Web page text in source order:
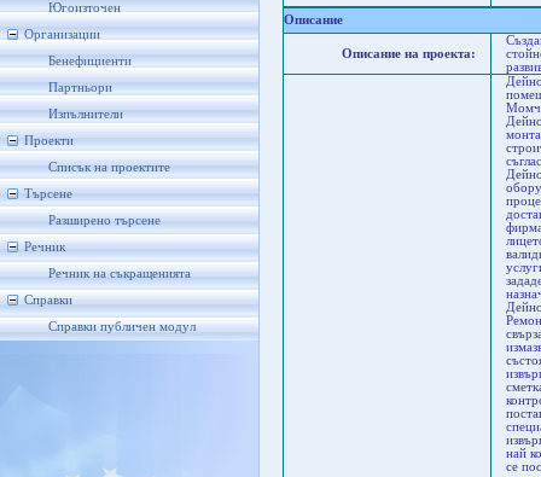
Югоизточен
Организации
Бенефициенти
Партньори
Изпълнители
Проекти
Списък на проектите
Търсене
Разширено търсене
Речник
Речник на съкращенията
Справки
Справки публичен модул
Описание
Описание на проекта:
най
се